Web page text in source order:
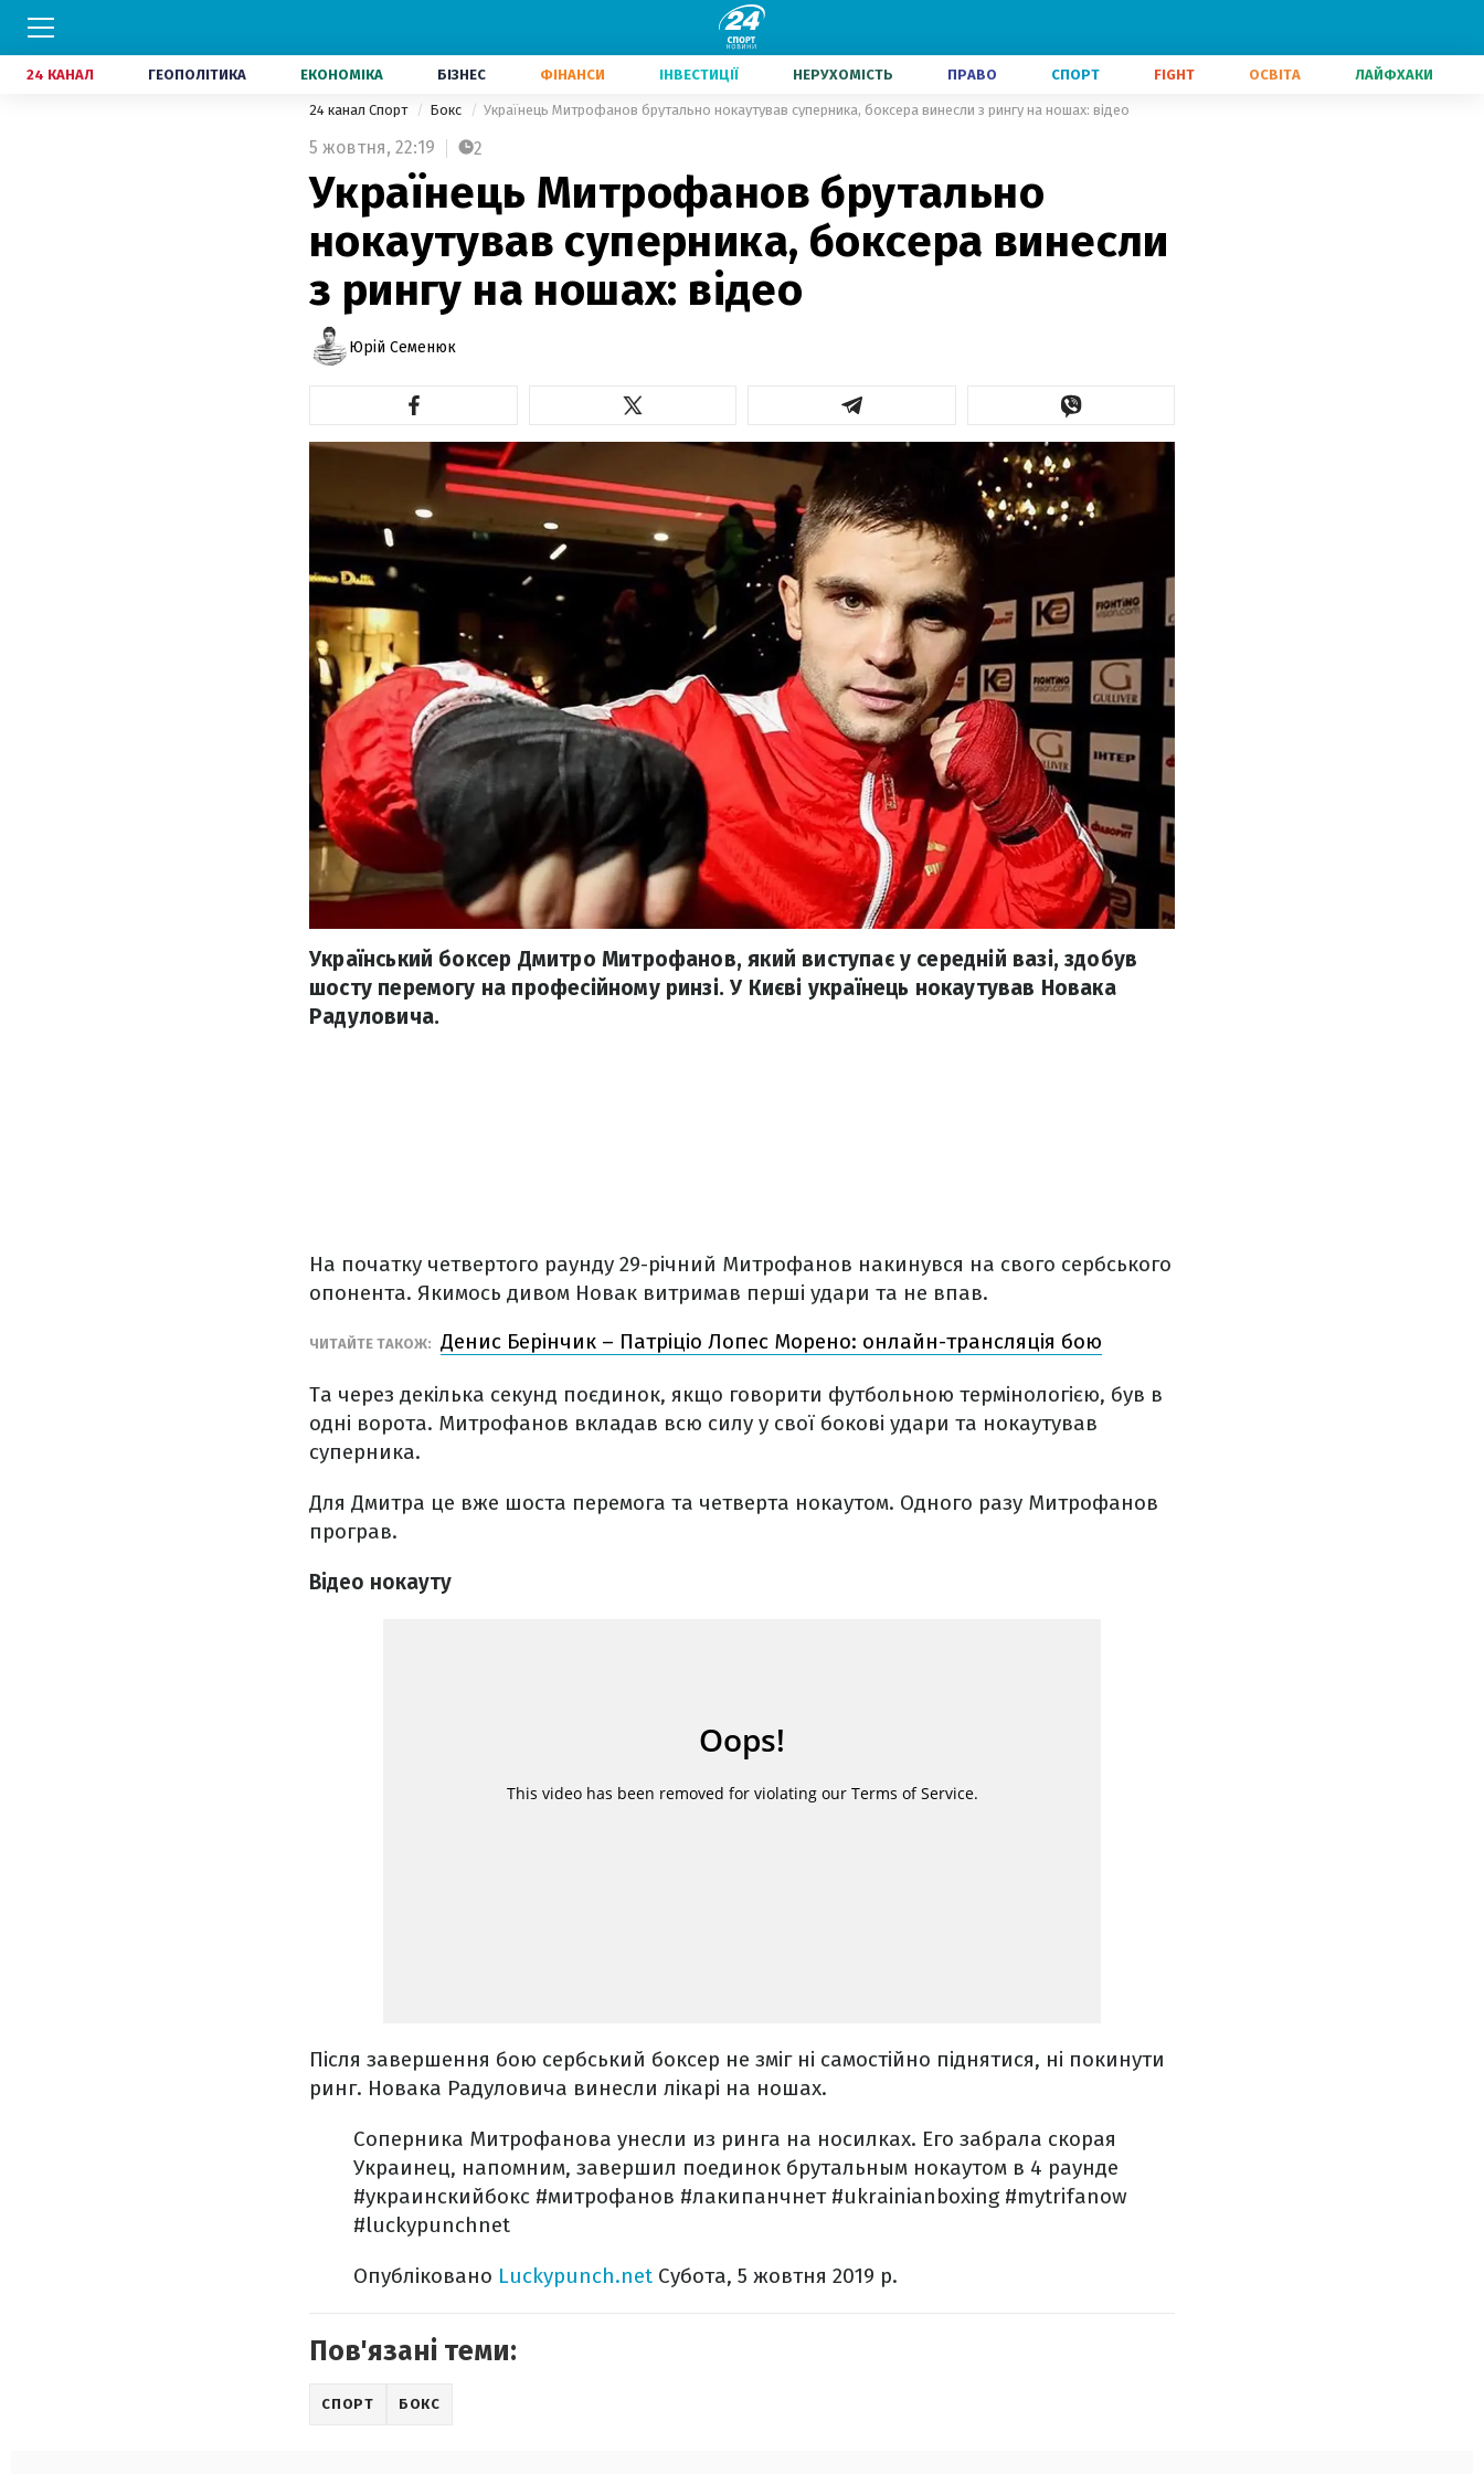
24 КАНАЛ ГЕОПОЛІТИКА ЕКОНОМІКА БІЗНЕС ФІНАНСИ ІНВЕСТИЦІЇ НЕРУХОМІСТЬ ПРАВО СПОРТ FIGHT ОСВІТА ЛАЙФХАКИ
24 канал Спорт Бокс Українець Митрофанов брутально нокаутував суперника, боксера винесли з рингу на ношах: відео
5 жовтня, 22:19 2
Українець Митрофанов брутально
нокаутував суперника, боксера винесли
з рингу на ношах: відео
Юрій Семенюк
Український боксер Дмитро Митрофанов, який виступає у середній вазі, здобув
шосту перемогу на професійному ринзі. У Києві українець нокаутував Новака
Радуловича.
На початку четвертого раунду 29-річний Митрофанов накинувся на свого сербського
опонента. Якимось дивом Новак витримав перші удари та не впав.
ЧИТАЙТЕ ТАКОЖ: Денис Берінчик – Патріціо Лопес Морено: онлайн-трансляція бою
Та через декілька секунд поєдинок, якщо говорити футбольною термінологією, був в
одні ворота. Митрофанов вкладав всю силу у свої бокові удари та нокаутував
суперника.
Для Дмитра це вже шоста перемога та четверта нокаутом. Одного разу Митрофанов
програв.
Відео нокауту
Після завершення бою сербський боксер не зміг ні самостійно піднятися, ні покинути
ринг. Новака Радуловича винесли лікарі на ношах.
Соперника Митрофанова унесли из ринга на носилках. Его забрала скорая
Украинец, напомним, завершил поединок брутальным нокаутом в 4 раунде
#украинскийбокс #митрофанов #лакипанчнет #ukrainianboxing #mytrifanow
#luckypunchnet
Опубліковано Luckypunch.net Субота, 5 жовтня 2019 р.
Пов'язані теми:
СПОРТ БОКС